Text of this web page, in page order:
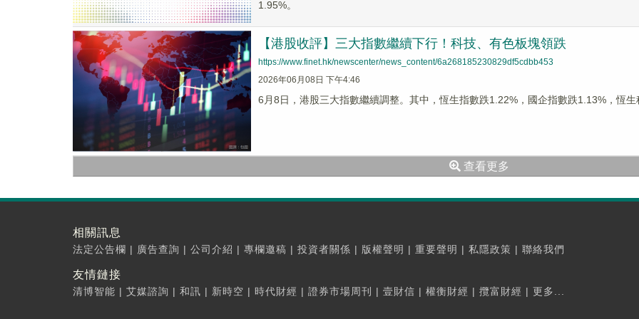
1.95%。
【港股收評】三大指數繼續下行！科技、有色板塊領跌
https://www.finet.hk/newscenter/news_content/6a268185230829df5cdbb453
2026年06月08日 下午4:46
6月8日，港股三大指數繼續調整。其中，恆生指數跌1.22%，國企指數跌1.13%，恆生
查看更多
相關訊息
法定公告欄 | 廣告查詢 | 公司介紹 | 專欄邀稿 | 投資者關係 | 版權聲明 | 重要聲明 | 私隱政策 | 聯絡我們
友情鏈接
清博智能 | 艾媒諮詢 | 和訊 | 新時空 | 時代財經 | 證券市場周刊 | 壹財信 | 權衡財經 | 攬富財經 | 更多...